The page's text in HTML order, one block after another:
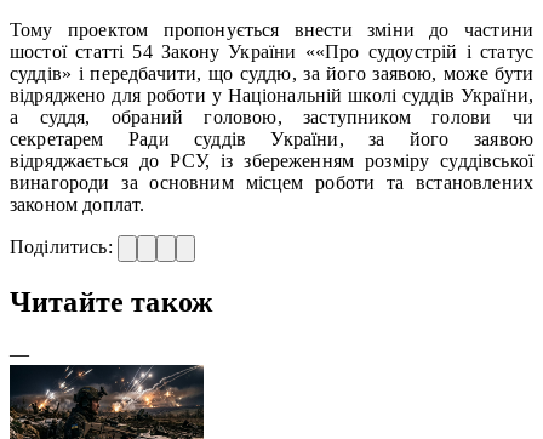
Тому проектом пропонується внести зміни до частини
шостої статті 54 Закону України ««Про судоустрій і статус
суддів» і передбачити, що суддю, за його заявою, може бути
відряджено для роботи у Національній школі суддів України,
а суддя, обраний головою, заступником голови чи
секретарем Ради суддів України, за його заявою
відряджається до РСУ, із збереженням розміру суддівської
винагороди за основним місцем роботи та встановлених
законом доплат.
Поділитись:
Читайте також
—